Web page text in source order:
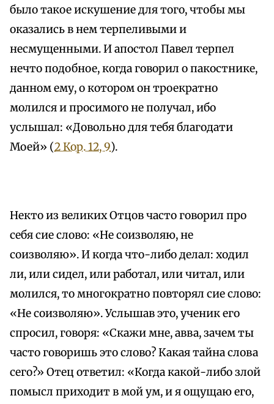
было такое искушение для того, чтобы мы
оказались в нем терпеливыми и
несмущенными. И апостол Павел терпел
нечто подобное, когда говорил о пакостнике,
данном ему, о котором он троекратно
молился и просимого не получал, ибо
услышал: «Довольно для тебя благодати
Моей» (2 Кор. 12, 9).
Некто из великих Отцов часто говорил про
себя сие слово: «Не соизволяю, не
соизволяю». И когда что-либо делал: ходил
ли, или сидел, или работал, или читал, или
молился, то многократно повторял сие слово:
«Не соизволяю». Услышав это, ученик его
спросил, говоря: «Скажи мне, авва, зачем ты
часто говоришь это слово? Какая тайна слова
сего?» Отец ответил: «Когда какой-либо злой
помысл приходит в мой ум, и я ощущаю его,